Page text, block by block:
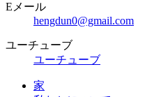
Eメール
hengdun0@gmail.com
ユーチューブ
ユーチューブ
家